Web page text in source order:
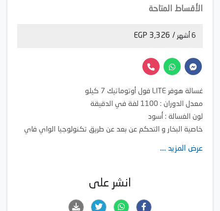
الأقساط المتاحة
6 أشهر / 3,326 EGP
غسالة هوفر LITE فول أوتوماتيك 7 كيلو
معدل الدوران : 1100 لفة في الدقيقة
لون الغسالة : أسود
خاصية البخار و التحكم عن بعد عن طريق تكنولوجيا الواي فاي
عرض المزيد ....
انشر على